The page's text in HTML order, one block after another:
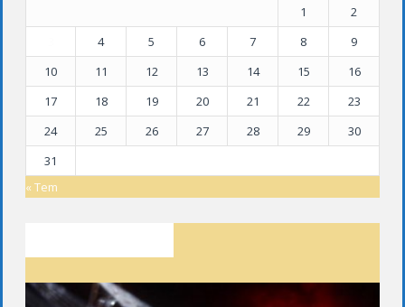
1
2
4 5 6 7 8
9
10
11 12 13 14 15
16
17
18 19 20 21 22
23
24
25 26 27 28 29
30
31
« Tem